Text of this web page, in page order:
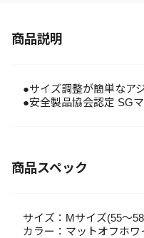
商品説明
●サイズ調整が簡単なア
●安全製品協会認定 SG
商品スペック
サイズ：Mサイズ(55～
カラー：マットオフホワ